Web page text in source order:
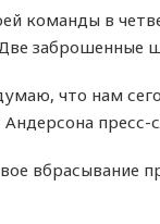
команды в
заброшенные
что нам
пресс-
вбрасывание